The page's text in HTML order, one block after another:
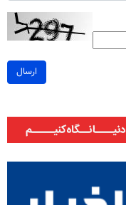
ارسال